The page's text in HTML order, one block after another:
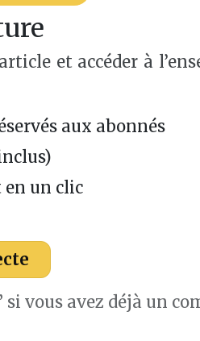
et accéder à
aux abonnés
en un clic
si vous avez déjà un